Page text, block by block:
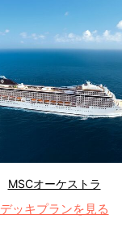
MSCオーケストラ
デッキプランを見る